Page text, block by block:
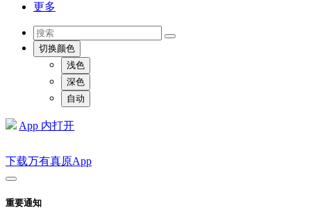
更多
切换颜色
浅色
深色
自动
App 内打开
下载万有真原App
重要通知